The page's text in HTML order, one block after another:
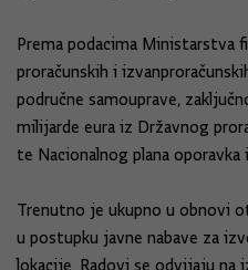
Prema podacima Ministarstva
proračunskih i
područne samouprave,
milijarde eura iz Državnog
te Nacionalnog plana
Trenutno je ukupno u obnovi
u postupku javne nabave za
lokacije. Radovi se odvijaju na